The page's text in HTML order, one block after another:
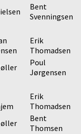
Bent
Svenningsen
Erik
Thomadsen
Poul
Jørgensen
Erik
Thomadsen
Bent
Thomsen